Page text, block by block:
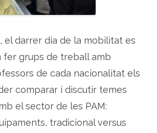
el darrer dia de la mobilitat es
fer grups de treball amb
de cada nacionalitat els
comparar i discutir temes
el sector de les PAM:
tradicional versus